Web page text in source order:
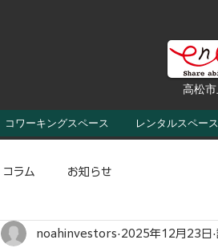
高松
コワーキングスペース レンタルスペース
コラム お知らせ
noahinvestors 2025年12月23日